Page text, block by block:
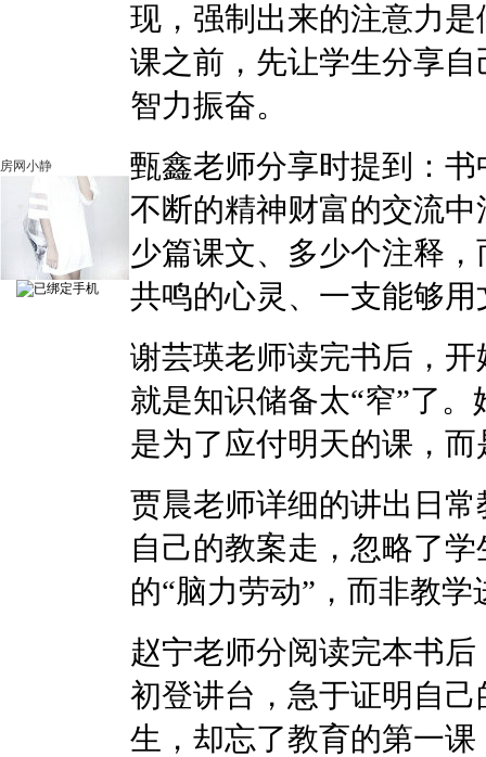
房网小静
现，强制出来的注意力
课之前，先让学生分享
智力振奋。
甄鑫老师分享时提到：
不断的精神财富的交流
少篇课文、多少个注释
共鸣的心灵、一支能够
谢芸瑛老师读完书后，
就是知识储备太“窄”了
是为了应付明天的课，
贾晨老师详细的讲出日
自己的教案走，忽略了
的“脑力劳动”，而非教
赵宁老师分阅读完本书
初登讲台，急于证明自
生，却忘了教育的第一